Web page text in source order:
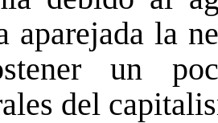
aparejada la
un
del